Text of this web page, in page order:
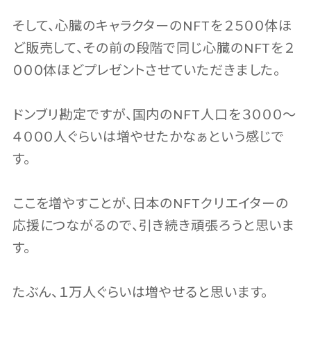
そして、心臓のキャラクターのNFTを２５００体ほ
ど販売して、その前の段階で同じ心臓のNFTを２
０００体ほどプレゼントさせていただきました。
ドンブリ勘定ですが、国内のNFT人口を３０００〜
４０００人ぐらいは増やせたかなぁという感じで
す。
ここを増やすことが、日本のNFTクリエイターの
応援につながるので、引き続き頑張ろうと思いま
す。
たぶん、１万人ぐらいは増やせると思います。